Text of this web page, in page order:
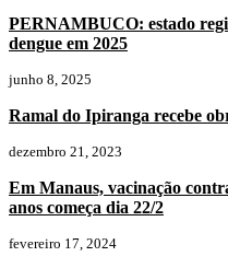
PERNAMBUCO: estado
dengue em 2025
junho 8, 2025
Ramal do Ipiranga recebe
dezembro 21, 2023
Em Manaus, vacinação
anos começa dia 22/2
fevereiro 17, 2024